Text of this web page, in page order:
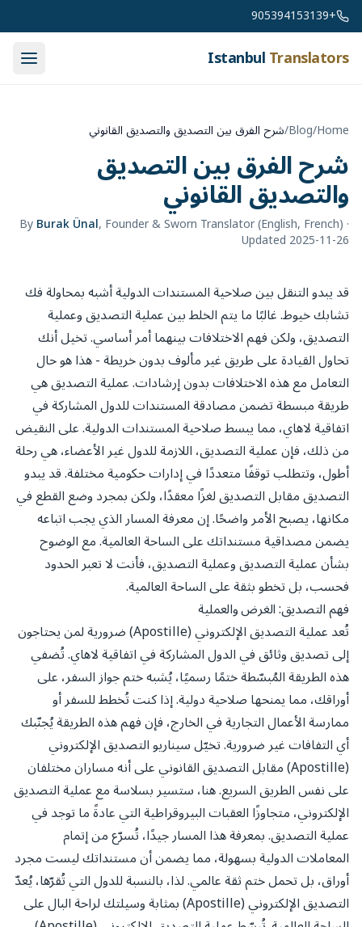
Skip to content
+905394153139
IstanbulTranslators
Home
/
Blog
/شرح الفرق بين التصديق والتصديق القانوني
شرح الفرق بين التصديق
والتصديق القانوني
ByBurak Ünal, Founder & Sworn Translator (English, French) ·
Updated 2025-11-26
قد يبدو التنقل بين صلاحية المستندات الدولية أشبه بمحاولة فك
تشابك خيوط. غالبًا ما يتم الخلط بين عملية التصديق وعملية
التصديق، ولكن فهم الاختلافات بينهما أمر أساسي. تخيل أنك
تحاول القيادة على طريق غير مألوف بدون خريطة - هذا هو حال
التعامل مع هذه الاختلافات بدون إرشادات. عملية التصديق هي
طريقة مبسطة تضمن مصادقة المستندات للدول المشاركة في
اتفاقية لاهاي، مما يبسط صلاحية المستندات الدولية. على النقيض
من ذلك، فإن عملية التصديق، اللازمة للدول غير الأعضاء، هي رحلة
أطول، وتتطلب توقفًا متعددًا في إدارات حكومية مختلفة. قد يبدو
التصديق مقابل التصديق لغزًا معقدًا، ولكن بمجرد وضع القطع في
مكانها، يصبح الأمر واضحًا. إن معرفة المسار الذي يجب اتباعه
يضمن مصداقية مستنداتك على الساحة العالمية. مع الوضوح
بشأن عملية التصديق وعملية التصديق، فأنت لا تعبر الحدود
فحسب، بل تخطو بثقة على الساحة العالمية.
فهم التصديق: الغرض والعملية
تُعد عملية التصديق الإلكتروني (Apostille) ضرورية لمن يحتاجون
إلى تصديق وثائق في الدول المشاركة في اتفاقية لاهاي. تُضفي
هذه الطريقة المُبسّطة ختمًا رسميًا، يُشبه ختم جواز السفر، على
أوراقك، مما يمنحها صلاحية دولية. إذا كنت تُخطط للسفر أو
ممارسة الأعمال التجارية في الخارج، فإن فهم هذه الطريقة يُجنّبك
أي التفافات غير ضرورية. تخيّل سيناريو التصديق الإلكتروني
(Apostille) مقابل التصديق القانوني على أنه مساران مختلفان
على نفس الطريق السريع. هنا، ستسير بسلاسة مع عملية التصديق
الإلكتروني، متجاوزًا العقبات البيروقراطية التي عادةً ما توجد في
عملية التصديق. بمعرفة هذا المسار جيدًا، تُسرّع من إتمام
المعاملات الدولية بسهولة، مما يضمن أن مستنداتك ليست مجرد
أوراق، بل تحمل ختم ثقة عالمي. لذا، بالنسبة للدول التي تُقرّها، يُعدّ
التصديق الإلكتروني (Apostille) بمثابة وسيلتك لراحة البال على